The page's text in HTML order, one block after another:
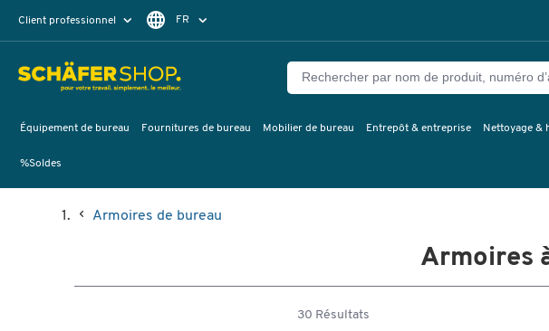
Client professionnel FR
EN
Équipement de bureau Fournitures de bureau Mobilier de bureau Entrepôt & entreprise Nettoyage &
%Soldes
Armoires de bureau
Armoires
30 Résultats